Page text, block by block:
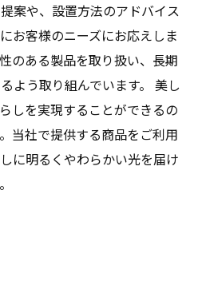
案や、設置方法のアドバイス
お客様のニーズにお応えしま
のある製品を取り扱い、長期
よう取り組んでいます。 美し
しを実現することができるの
当社で提供する商品をご利用
に明るくやわらかい光を届け